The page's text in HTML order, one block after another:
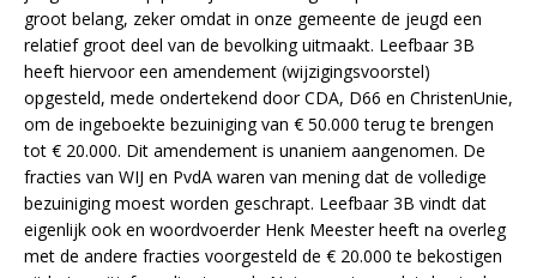
groot belang, zeker omdat in onze gemeente de jeugd een
relatief groot deel van de bevolking uitmaakt. Leefbaar 3B
heeft hiervoor een amendement (wijzigingsvoorstel)
opgesteld, mede ondertekend door CDA, D66 en ChristenUnie,
om de ingeboekte bezuiniging van € 50.000 terug te brengen
tot € 20.000. Dit amendement is unaniem aangenomen. De
fracties van WIJ en PvdA waren van mening dat de volledige
bezuiniging moest worden geschrapt. Leefbaar 3B vindt dat
eigenlijk ook en woordvoerder Henk Meester heeft na overleg
met de andere fracties voorgesteld de € 20.000 te bekostigen